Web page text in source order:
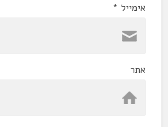
אימייל *
אתר